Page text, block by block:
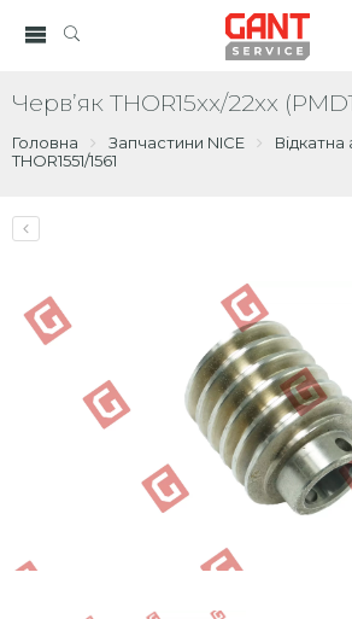
Черв’як THOR15xx/22xx
Головна Запчастини NICE
THOR1551/1561